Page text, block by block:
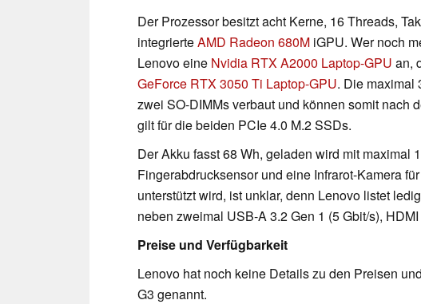
Der Prozessor besitzt acht Kerne, 16 Threads,
integrierteAMD Radeon 680M iGPU. Wer noch
Lenovo eine Nvidia RTX A2000 Laptop-GPU an,
GeForce RTX 3050 Ti Laptop-GPU. Die maximal
zwei SO-DIMMs verbaut und können somit nach
gilt für die beiden PCIe 4.0 M.2 SSDs.
Der Akku fasst 68 Wh, geladen wird mit maximal
Fingerabdrucksensor und eine Infrarot-Kamera
unterstützt wird, ist unklar, denn Lenovo listet
neben zweimal USB-A 3.2 Gen 1 (5 Gbit/s),
Preise und Verfügbarkeit
Lenovo hat noch keine Details zu den Preisen
G3 genannt.